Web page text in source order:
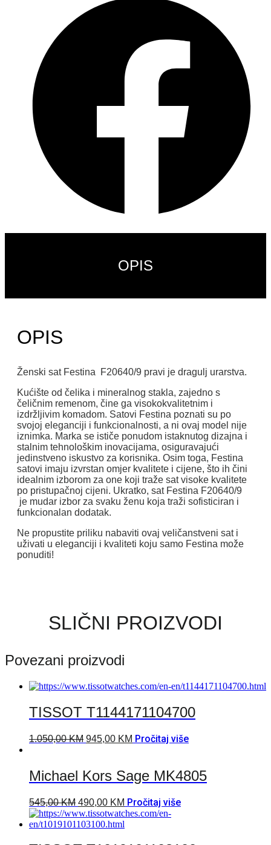
OPIS
OPIS
Ženski sat Festina F20640/9 pravi je dragulj urarstva.
Kućište od čelika i mineralnog stakla, zajedno s
čeličnim remenom, čine ga visokokvalitetnim i
izdržljivim komadom. Satovi Festina poznati su po
svojoj eleganciji i funkcionalnosti, a ni ovaj model nije
iznimka. Marka se ističe ponudom istaknutog dizajna i
stalnim tehnološkim inovacijama, osiguravajući
jedinstveno iskustvo za korisnika. Osim toga, Festina
satovi imaju izvrstan omjer kvalitete i cijene, što ih čini
idealnim izborom za one koji traže sat visoke kvalitete
po pristupačnoj cijeni. Ukratko, sat Festina F20640/9
je mudar izbor za svaku ženu koja traži sofisticiran i
funkcionalan dodatak.
Ne propustite priliku nabaviti ovaj veličanstveni sat i
uživati ​​u eleganciji i kvaliteti koju samo Festina može
ponuditi!
SLIČNI PROIZVODI
Povezani proizvodi
TISSOT T1144171104700
1.050,00KM 945,00 KM Pročitaj više
Michael Kors Sage MK4805
545,00KM 490,00 KM Pročitaj više